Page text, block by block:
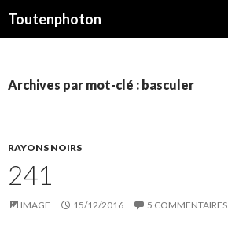
Toutenphoton
Archives par mot-clé : basculer
RAYONS NOIRS
241
IMAGE 15/12/2016 5 COMMENTAIRES